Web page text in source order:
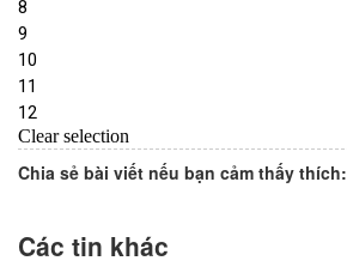
Chia sẻ bài viết nếu bạn cảm thấy thích:
Các tin khác